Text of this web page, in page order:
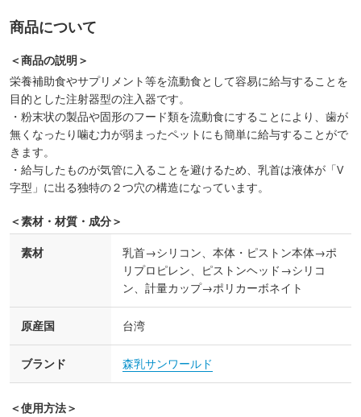
商品について
＜商品の説明＞
栄養補助食やサプリメント等を流動食として容易に給与することを
目的とした注射器型の注入器です。
・粉末状の製品や固形のフード類を流動食にすることにより、歯が
無くなったり噛む力が弱まったペットにも簡単に給与することがで
きます。
・給与したものが気管に入ることを避けるため、乳首は液体が「V
字型」に出る独特の２つ穴の構造になっています。
＜素材・材質・成分＞
素材
乳首→シリコン、本体・ピストン本体→ポ
リプロピレン、ピストンヘッド→シリコ
ン、計量カップ→ポリカーボネイト
原産国 台湾
ブランド 森乳サンワールド
＜使用方法＞